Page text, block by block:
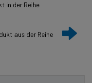
in der Reihe
aus der Reihe